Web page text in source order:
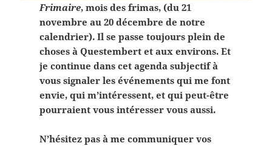
Frimaire, mois des frimas, (du 21
novembre au 20 décembre de notre
calendrier). Il se passe toujours plein de
choses à Questembert et aux environs. Et
je continue dans cet agenda subjectif à
vous signaler les événements qui me font
envie, qui m’intéressent, et qui peut-être
pourraient vous intéresser vous aussi.
N’hésitez pas à me communiquer vos